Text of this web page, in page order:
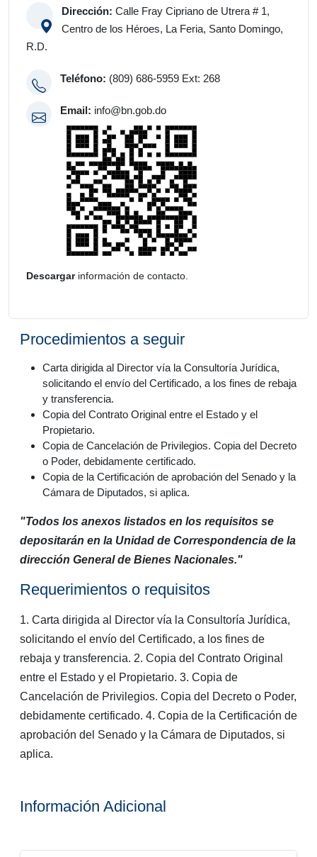
Dirección: Calle Fray Cipriano de Utrera # 1,
Centro de los Héroes, La Feria, Santo Domingo,
R.D.
Teléfono: (809) 686-5959 Ext: 268
Email: info@bn.gob.do
Descargarinformación de contacto.
Procedimientos a seguir
Carta dirigida al Director vía la Consultoría Jurídica,
solicitando el envío del Certificado, a los fines de rebaja
y transferencia.
Copia del Contrato Original entre el Estado y el
Propietario.
Copia de Cancelación de Privilegios. Copia del Decreto
o Poder, debidamente certificado.
Copia de la Certificación de aprobación del Senado y la
Cámara de Diputados, si aplica.
"Todos los anexos listados en los requisitos se
depositarán en la Unidad de Correspondencia de la
dirección General de Bienes Nacionales."
Requerimientos o requisitos
1. Carta dirigida al Director vía la Consultoría Jurídica,
solicitando el envío del Certificado, a los fines de
rebaja y transferencia. 2. Copia del Contrato Original
entre el Estado y el Propietario. 3. Copia de
Cancelación de Privilegios. Copia del Decreto o Poder,
debidamente certificado. 4. Copia de la Certificación de
aprobación del Senado y la Cámara de Diputados, si
aplica.
Información Adicional